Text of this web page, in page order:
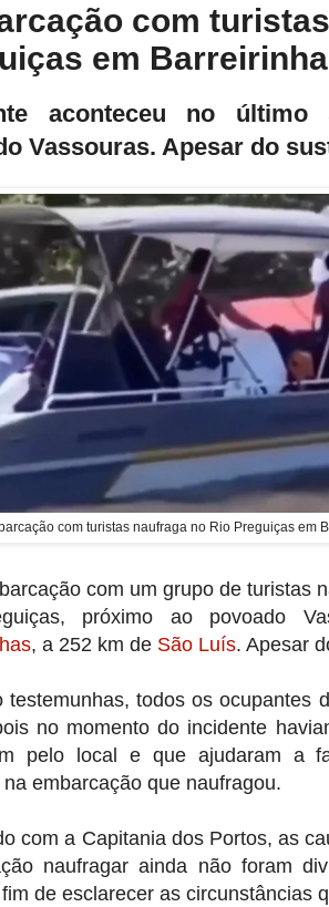
com
em
aconteceu no
Vassouras. Apesar do
com turistas naufraga no Rio Preguiças em
com um grupo de turistas
próximo ao povoado
, a 252 km de São Luís. Apesar
testemunhas, todos os ocupantes
no momento do incidente
pelo local e que ajudaram a
embarcação que naufragou.
com a Capitania dos Portos, as
naufragar ainda não foram
de esclarecer as circunstâncias